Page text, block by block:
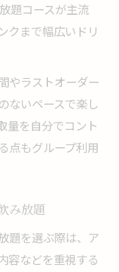
題コースが主流
クまで幅広いドリ
やラストオーダー
ないペースで楽し
量を自分でコント
点もグループ利用
み放題
題を選ぶ際は、ア
容などを重視する